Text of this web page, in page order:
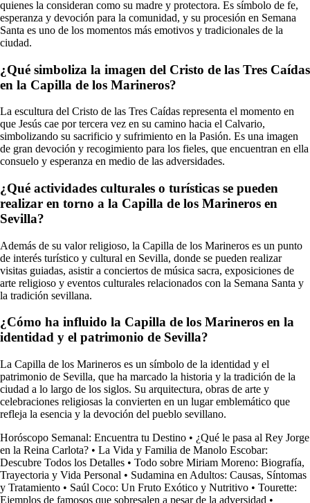
quienes la consideran como su madre y protectora. Es símbolo de fe,
esperanza y devoción para la comunidad, y su procesión en Semana
Santa es uno de los momentos más emotivos y tradicionales de la
ciudad.
¿Qué simboliza la imagen del Cristo de las Tres Caídas
en la Capilla de los Marineros?
La escultura del Cristo de las Tres Caídas representa el momento en
que Jesús cae por tercera vez en su camino hacia el Calvario,
simbolizando su sacrificio y sufrimiento en la Pasión. Es una imagen
de gran devoción y recogimiento para los fieles, que encuentran en ella
consuelo y esperanza en medio de las adversidades.
¿Qué actividades culturales o turísticas se pueden
realizar en torno a la Capilla de los Marineros en
Sevilla?
Además de su valor religioso, la Capilla de los Marineros es un punto
de interés turístico y cultural en Sevilla, donde se pueden realizar
visitas guiadas, asistir a conciertos de música sacra, exposiciones de
arte religioso y eventos culturales relacionados con la Semana Santa y
la tradición sevillana.
¿Cómo ha influido la Capilla de los Marineros en la
identidad y el patrimonio de Sevilla?
La Capilla de los Marineros es un símbolo de la identidad y el
patrimonio de Sevilla, que ha marcado la historia y la tradición de la
ciudad a lo largo de los siglos. Su arquitectura, obras de arte y
celebraciones religiosas la convierten en un lugar emblemático que
refleja la esencia y la devoción del pueblo sevillano.
Horóscopo Semanal: Encuentra tu Destino • ¿Qué le pasa al Rey Jorge
en la Reina Carlota? • La Vida y Familia de Manolo Escobar:
Descubre Todos los Detalles • Todo sobre Miriam Moreno: Biografía,
Trayectoria y Vida Personal • Sudamina en Adultos: Causas, Síntomas
y Tratamiento • Saúl Coco: Un Fruto Exótico y Nutritivo • Tourette:
Ejemplos de famosos que sobresalen a pesar de la adversidad •